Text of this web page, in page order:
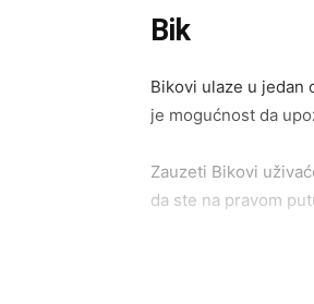
Bik
Bikovi ulaze u jedan
je mogućnost da
Zauzeti Bikovi
da ste na pravom